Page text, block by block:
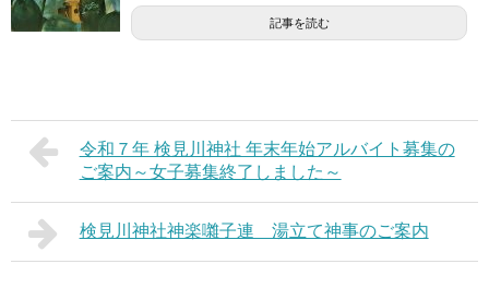
記事を読む
令和７年 検見川神社 年末年始アルバイト募集の
ご案内～女子募集終了しました～
検見川神社神楽囃子連 湯立て神事のご案内